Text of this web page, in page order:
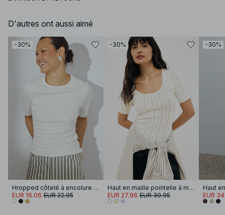
D'autres ont aussi aimé
-30%
Hropped côtelé à encolure ronde
EUR 16.06 EUR 22.95
-30%
Haut en maille pointelle à manches courtes
EUR 27.96 EUR 39.95
-30%
EUR